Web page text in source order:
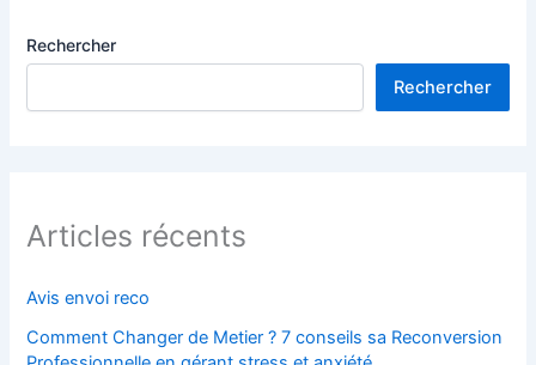
Rechercher
Rechercher
Articles récents
Avis envoi reco
Comment Changer de Metier ? 7 conseils sa Reconversion